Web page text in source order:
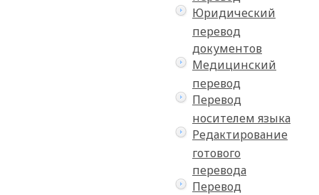
Юридический
перевод
документов
Медицинский
перевод
Перевод
носителем языка
Редактирование
готового
перевода
Перевод